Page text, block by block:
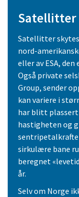
Satellitter
Satellitter skytes
nord-
eller av ESA,
Også private
Group, sender
kan variere i
har blitt plassert
hastigheten og
sirkulære bane
beregnet
år.
Selv om Norge